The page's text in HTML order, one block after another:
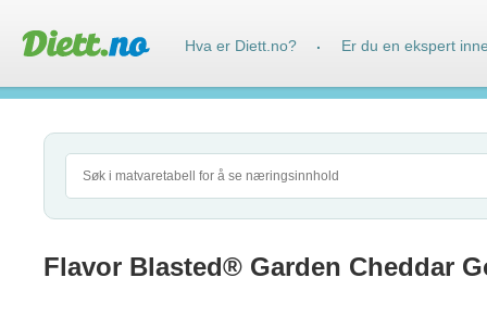
Flavor Blasted® Garden Cheddar
Hva er Diett.no? · Er du en ekspert